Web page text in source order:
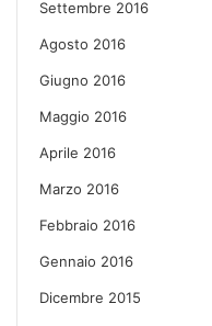
Settembre 2016
Agosto 2016
Giugno 2016
Maggio 2016
Aprile 2016
Marzo 2016
Febbraio 2016
Gennaio 2016
Dicembre 2015